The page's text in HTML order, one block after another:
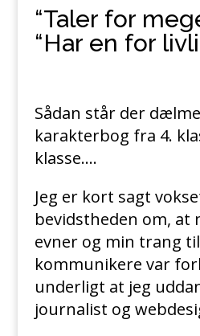
“Taler for
“Har en for
Sådan står der
karakterbog fra 4.
klasse….
Jeg er kort sagt
bevidstheden om, at
evner og min trang
kommunikere var
underligt at jeg
journalist og